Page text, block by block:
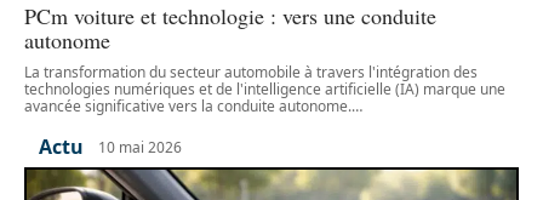
PCm voiture et technologie : vers une conduite
autonome
La transformation du secteur automobile à travers l'intégration des
technologies numériques et de l'intelligence artificielle (IA) marque une
avancée significative vers la conduite autonome.…
Actu 10 mai 2026